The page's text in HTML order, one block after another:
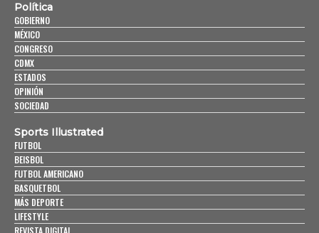
Política
GOBIERNO
MÉXICO
CONGRESO
CDMX
ESTADOS
OPINIÓN
SOCIEDAD
Sports Illustrated
FUTBOL
BEISBOL
FUTBOL AMERICANO
BASQUETBOL
MÁS DEPORTE
LIFESTYLE
REVISTA DIGITAL